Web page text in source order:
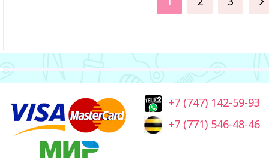
+7 (747) 142-59-93
+7 (771) 546-48-46